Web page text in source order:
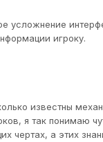
усложнение
игроку.
известны
я так понимаю
чертах, а этих